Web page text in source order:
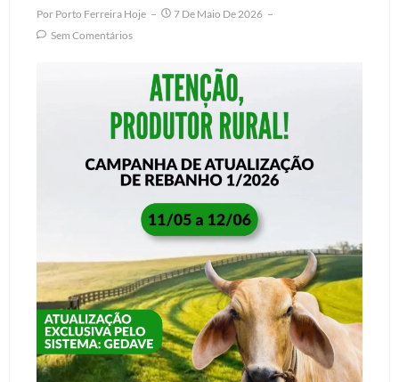
Por Porto Ferreira Hoje
7 De Maio De 2026
Sem Comentários